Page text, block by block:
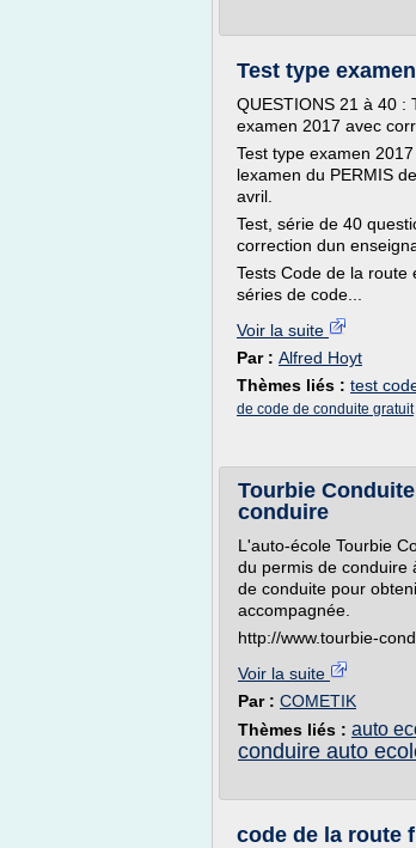
Test type
QUESTIONS 21 à 40 :
examen 2017 avec
Test type examen
lexamen du PERMIS
avril.
Test, série de 40
correction dun
Tests Code de la route
séries de code...
Voir la suite
Par : Alfred Hoyt
Thèmes liés : test
de code de conduite gratuit
Tourbie
conduire
L'auto-école Tourbie
du permis de conduire
de conduite pour
accompagnée.
http://www.tourbie-
Voir la suite
Par : COMETIK
Thèmes liés : auto
conduire auto
code de la route